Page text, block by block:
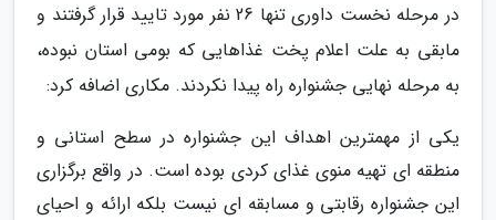
در مرحله نخست داوری تنها 26 نفر مورد تایید قرار گرفتند و
مابقی به علت اعلام پخت غذاهایی که بومی استان نبوده،
به مرحله نهایی جشنواره راه پیدا نکردند. مکاری اضافه کرد:
یکی از مهمترین اهداف این جشنواره در سطح استانی و
منطقه ای تهیه منوی غذای کردی بوده است. در واقع برگزاری
این جشنواره رقابتی و مسابقه ای نیست بلکه ارائه و احیای